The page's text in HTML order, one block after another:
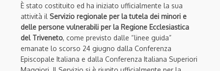
È stato costituito ed ha iniziato ufficialmente la sua
attività il Servizio regionale per la tutela dei minori e
delle persone vulnerabili per la Regione Ecclesiastica
del Triveneto, come previsto dalle “linee guida”
emanate lo scorso 24 giugno dalla Conferenza
Episcopale Italiana e dalla Conferenza Italiana Superiori